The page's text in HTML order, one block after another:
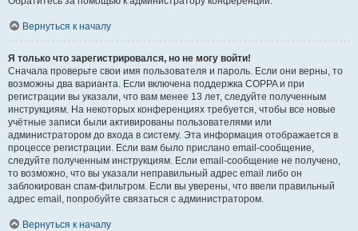
Вернуться к началу
Я только что зарегистрировался, но не могу войти!
Сначала проверьте свои имя пользователя и пароль. Если они верны, то
возможны два варианта. Если включена поддержка COPPA и при
регистрации вы указали, что вам менее 13 лет, следуйте полученным
инструкциям. На некоторых конференциях требуется, чтобы все новые
учётные записи были активированы пользователями или
администратором до входа в систему. Эта информация отображается в
процессе регистрации. Если вам было прислано email-сообщение,
следуйте полученным инструкциям. Если email-сообщение не получено,
то возможно, что вы указали неправильный адрес email либо он
заблокирован спам-фильтром. Если вы уверены, что ввели правильный
адрес email, попробуйте связаться с администратором.
Вернуться к началу